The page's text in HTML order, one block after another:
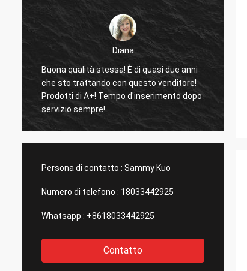
Diana
Buona qualità stessa! È di quasi due anni
che sto trattando con questo venditore!
Prodotti di A+! Tempo d'inserimento dopo
servizio sempre!
Persona di contatto : Sammy Kuo
Numero di telefono : 18033442925
Whatsapp : +8618033442925
Contatto